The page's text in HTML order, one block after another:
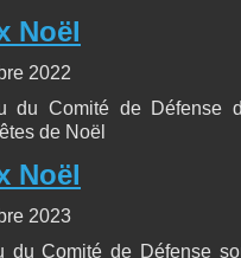
Noël
2022
du Comité de Défense
de Noël
Noël
2023
du Comité de Défense